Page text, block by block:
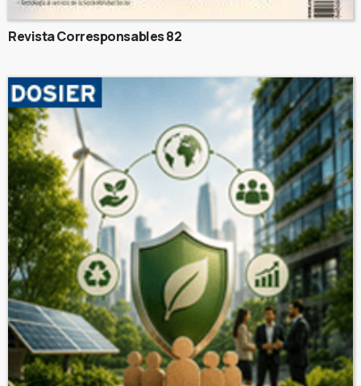
Revista Corresponsables 82